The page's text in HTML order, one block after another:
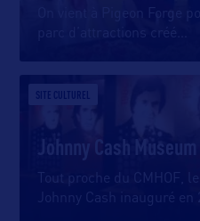
On vient à Pigeon Forge
parc d’attractions créé
SITE CULTUREL
Johnny Cash Museum
Tout proche du CMHOF,
Johnny Cash inauguré en